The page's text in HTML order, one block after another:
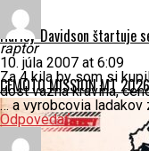
Harley-Davidson štartuje
CFMOTO MISSION MT
raptor
10. júla 2007 at 6:09
Za 4 kila by som si
dost vazna kravina,
… a vyrobcovia ladakov
Odpovedať